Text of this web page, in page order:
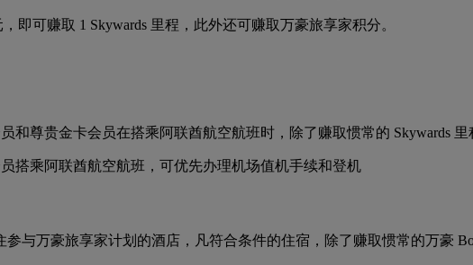
即可赚取 1 Skywards 里程，此外还可赚取万豪旅享家积分。
尊贵金卡会员在搭乘阿联酋航空航班时，除了赚取惯常的 Skywards 里
搭乘阿联酋航空航班，可优先办理机场值机手续和登机
与万豪旅享家计划的酒店，凡符合条件的住宿，除了赚取惯常的万豪